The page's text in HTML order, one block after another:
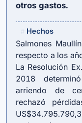
otros gastos.
Hechos
Salmones
respecto a los
La Resolución
2018
arriendo de
rechazó